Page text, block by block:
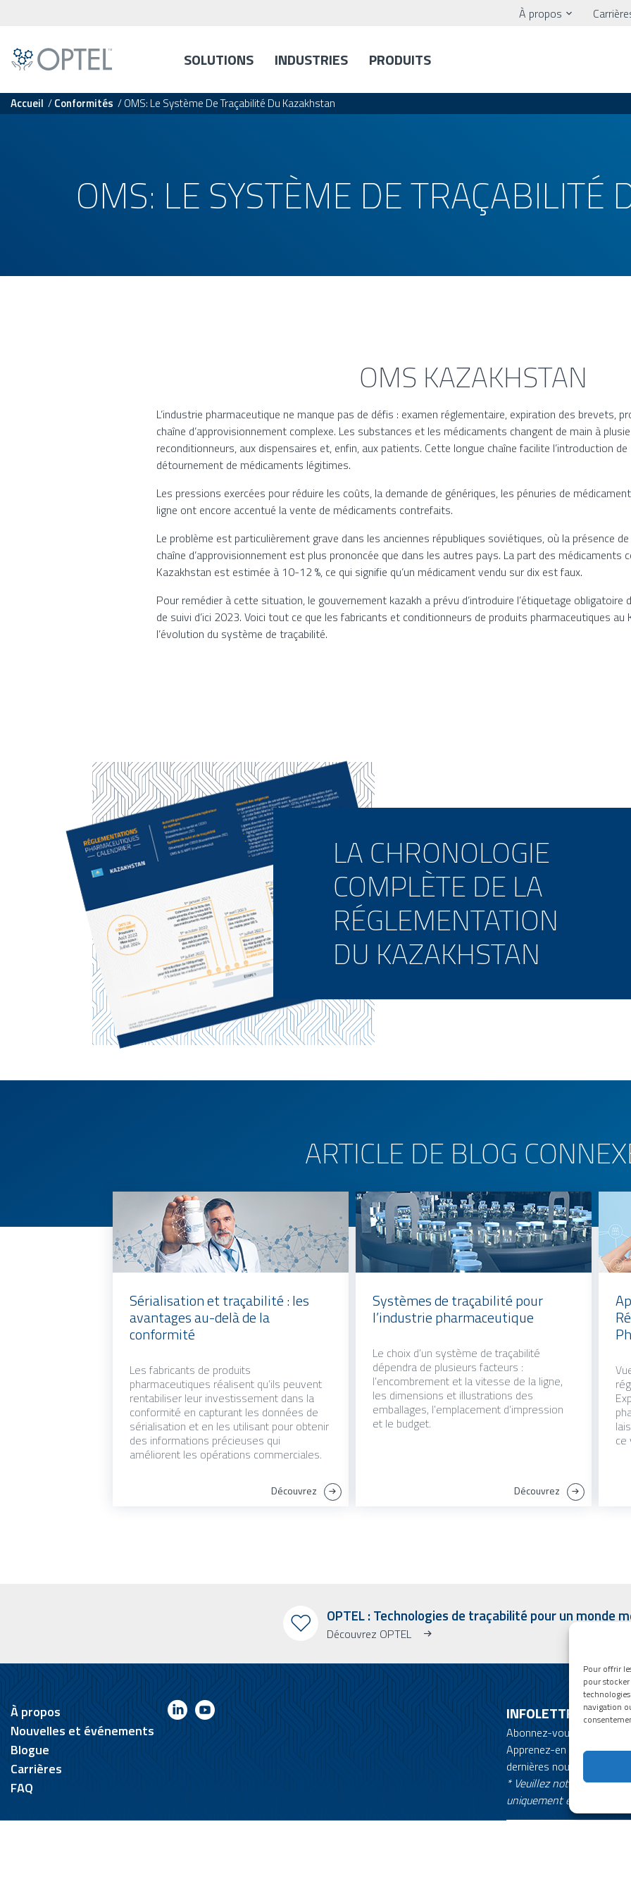
Pour offrir
pour
navigation
À propos
SOLUTIONS INDUSTRIES PRODUITS
Accueil /Conformités /OMS: Le Système De Traçabilité Du Kazakhstan
OMS: LE SYSTÈME DE TRAÇABILITÉ
OMS KAZAKHSTAN
L’industrie pharmaceutique ne manque pas de défis : examen réglementaire, expiration des brevets,
chaîne d’approvisionnement complexe. Les substances et les médicaments changent de main à
reconditionneurs, aux dispensaires et, enfin, aux patients. Cette longue chaîne facilite l’introduction
détournement de médicaments légitimes.
Les pressions exercées pour réduire les coûts, la demande de génériques, les pénuries de
ligne ont encore accentué la vente de médicaments contrefaits.
Le problème est particulièrement grave dans les anciennes républiques soviétiques, où la présence
chaîne d’approvisionnement est plus prononcée que dans les autres pays. La part des médicaments
Kazakhstan est estimée à 10-12 %, ce qui signifie qu’un médicament vendu sur dix est faux.
Pour remédier à cette situation, le gouvernement kazakh a prévu d’introduire l’étiquetage
de suivi d’ici 2023. Voici tout ce que les fabricants et conditionneurs de produits pharmaceutiques
l’évolution du système de traçabilité.
LA CHRONOLOGIE
COMPLÈTE DE LA
RÉGLEMENTATION
DU KAZAKHSTAN
ARTICLE DE BLOG
Sérialisation et traçabilité : les
avantages au-delà de la
conformité
Les fabricants de produits
pharmaceutiques réalisent qu’ils peuvent
rentabiliser leur investissement dans la
conformité en capturant les données de
sérialisation et en les utilisant pour obtenir
des informations précieuses qui
améliorent les opérations commerciales.
Découvrez
Systèmes de traçabilité pour
l’industrie pharmaceutique
Le choix d’un système de traçabilité
dépendra de plusieurs facteurs :
l’encombrement et la vitesse de la ligne,
les dimensions et illustrations des
emballages, l’emplacement d’impression
et le budget.
Découvrez
ce
OPTEL : Technologies de traçabilité pour un monde
Découvrez OPTEL
À propos
Nouvelles et événements
Blogue
Carrières
FAQ
INFOLETTRE
Abonnez-vous à notre
Apprenez-en plus sur
dernières nouvelles !
* Veuillez noter que
uniquement en anglais.